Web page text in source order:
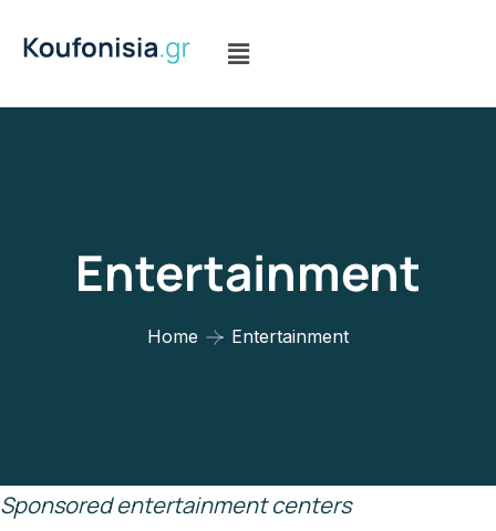
Entertainment
Home Entertainment
Sponsored entertainment centers